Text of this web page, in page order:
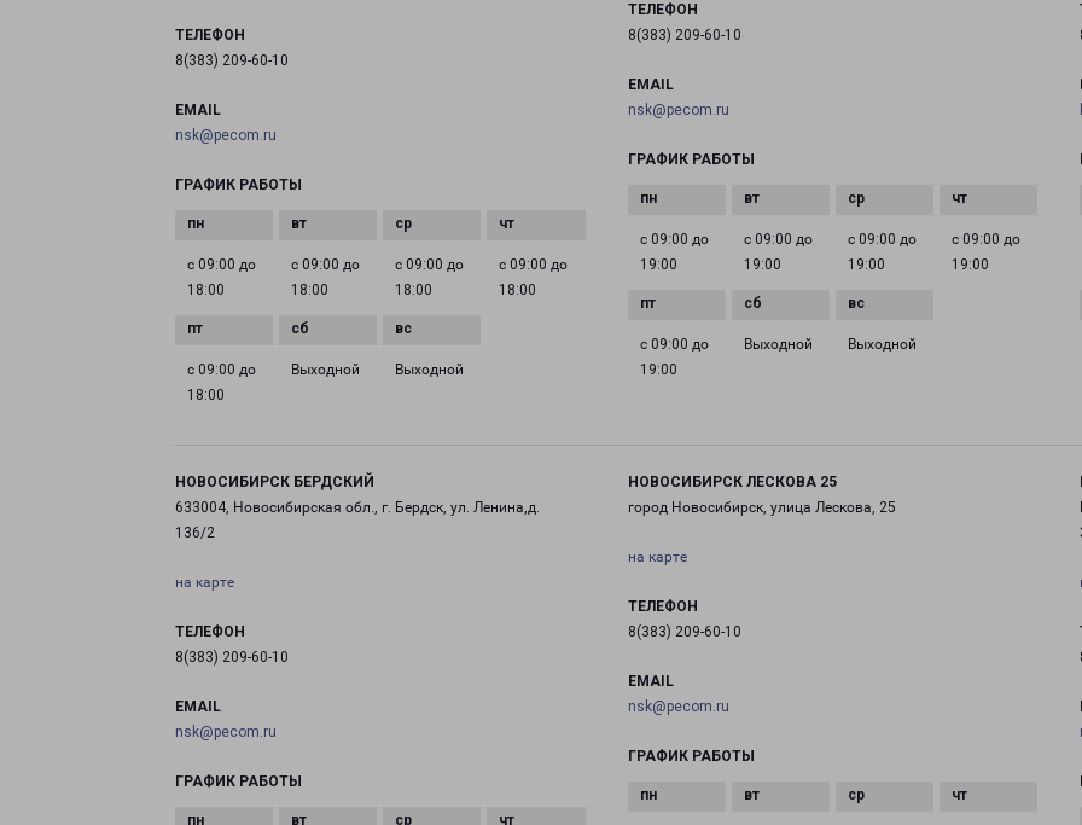
ТЕЛЕФОН
8(383) 209-60-10
EMAIL
nsk@pecom.ru
ГРАФИК РАБОТЫ
с 09:00 до
18:00
с 09:00 до
18:00
с 09:00 до
18:00
с 09:00 до
18:00
с 09:00 до
18:00
Выходной Выходной
ТЕЛЕФОН
8(383) 209-60-10
EMAIL
nsk@pecom.ru
ГРАФИК РАБОТЫ
с 09:00 до
19:00
с 09:00 до
19:00
с 09:00 до
19:00
с 09:00 до
19:00
с 09:00 до
19:00
Выходной Выходной
НОВОСИБИРСК БЕРДСКИЙ
633004, Новосибирская обл., г. Бердск, ул. Ленина,д.
136/2
на карте
ТЕЛЕФОН
8(383) 209-60-10
EMAIL
nsk@pecom.ru
ГРАФИК РАБОТЫ
НОВОСИБИРСК ЛЕСКОВА 25
город Новосибирск, улица Лескова, 25
на карте
ТЕЛЕФОН
8(383) 209-60-10
EMAIL
nsk@pecom.ru
ГРАФИК РАБОТЫ